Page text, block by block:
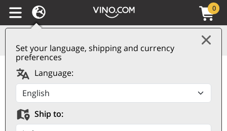
Set your language, shipping and currency
preferences
Language:
Ship to:
0
Champagne AOC
Cuvée Brut Piper-
Heidsieck
PIPER-HEIDSIECK